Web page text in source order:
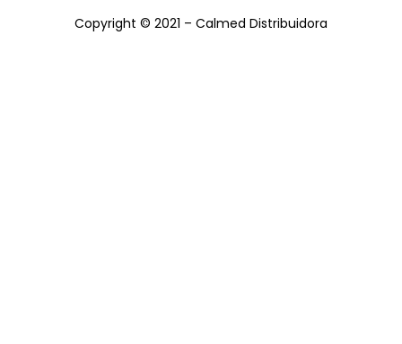
Copyright © 2021 – Calmed Distribuidora